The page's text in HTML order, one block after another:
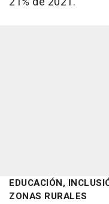
EDUCACIÓN,
ZONAS RURALES